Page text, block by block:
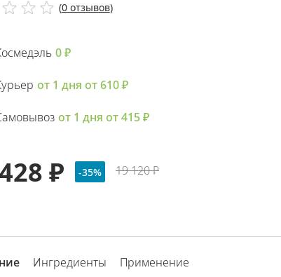
(0 отзывов)
0 ₽
от 1 дня от 610 ₽
от 1 дня от 415 ₽
₽ -35% 19 120 ₽
Ингредиенты Применение